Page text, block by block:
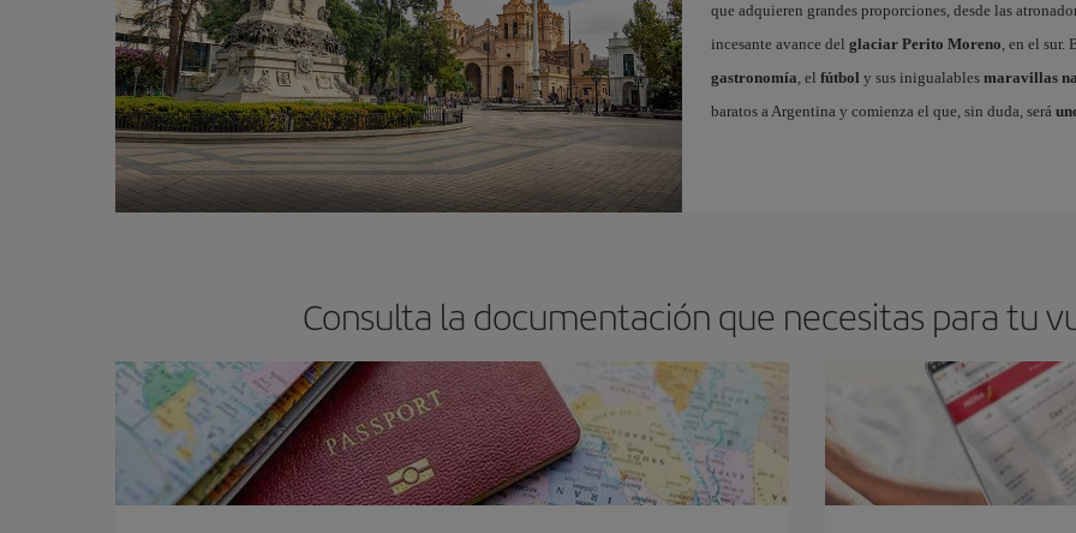
que adquieren grandes proporciones, desde las
incesante avance del glaciar Perito Moreno , en el
gastronomía , el fútbol y sus inigualables maravillas
baratos a Argentina y comienza el que, sin duda, será
Consulta la documentación que necesitas para tu